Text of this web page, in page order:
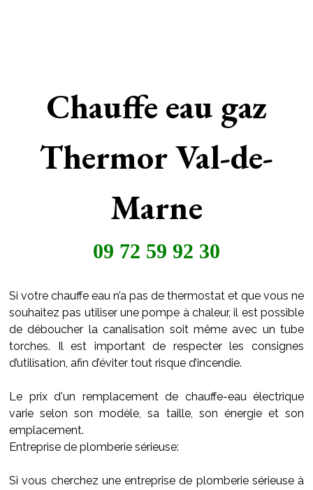
Chauffe eau gaz
Thermor Val-de-
Marne
09 72 59 92 30
Si votre chauffe eau n’a pas de thermostat et que vous ne
souhaitez pas utiliser une pompe à chaleur, il est possible
de déboucher la canalisation soit même avec un tube
torches. Il est important de respecter les consignes
d’utilisation, afin d’éviter tout risque d’incendie.
Le prix d'un remplacement de chauffe-eau électrique
varie selon son modèle, sa taille, son énergie et son
emplacement.
Entreprise de plomberie sérieuse:
Si vous cherchez une entreprise de plomberie sérieuse à